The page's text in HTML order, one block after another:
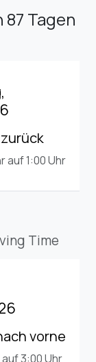
87 Tagen
auf 1:00 Uhr
Time
vorne
3:00 Uhr